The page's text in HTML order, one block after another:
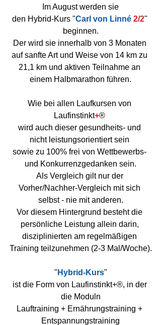
Im August werden sie
den Hybrid-Kurs "Carl von Linné 2/2"
beginnen.
Der wird sie innerhalb von 3 Monaten
auf sanfte Art und Weise von 14 km zu
21,1 km und aktiven Teilnahme an
einem Halbmarathon führen.
Wie bei allen Laufkursen von
Laufinstinkt+®
wird auch dieser gesundheits- und
nicht leistungsorientiert sein
sowie zu 100% frei von Wettbewerbs-
und Konkurrenzgedanken sein.
Als Vergleich gilt nur der
Vorher/Nachher-Vergleich mit sich
selbst - nie mit anderen.
Vor diesem Hintergrund besteht die
persönliche Leistung allein darin,
disziplinierten am regelmäßigen
Training teilzunehmen (2-3 Mal/Woche).
" Hybrid-Kurs"
ist die Form von Laufinstinkt+®, in der
die Moduln
Lauftraining + Ernährungstraining +
Entspannungstraining